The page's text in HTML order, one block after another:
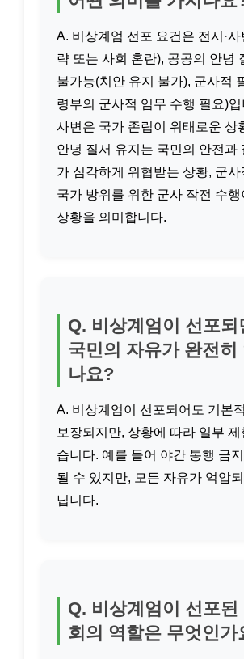
A. 비상계엄 선포 요건은 전시·사
략 또는 사회 혼란), 공공의 안녕
불가능(치안 유지 불가), 군사적
령부의 군사적 임무 수행 필요)입
사변은 국가 존립이 위태로운 상
안녕 질서 유지는 국민의 안전과
가 심각하게 위협받는 상황, 군사
국가 방위를 위한 군사 작전 수
상황을 의미합니다.
Q. 비상계엄이 선포되
국민의 자유가 완전히
나요?
A. 비상계엄이 선포되어도 기본
보장되지만, 상황에 따라 일부 제
습니다. 예를 들어 야간 통행 금
될 수 있지만, 모든 자유가 억압
닙니다.
Q. 비상계엄이 선포된
회의 역할은 무엇인가